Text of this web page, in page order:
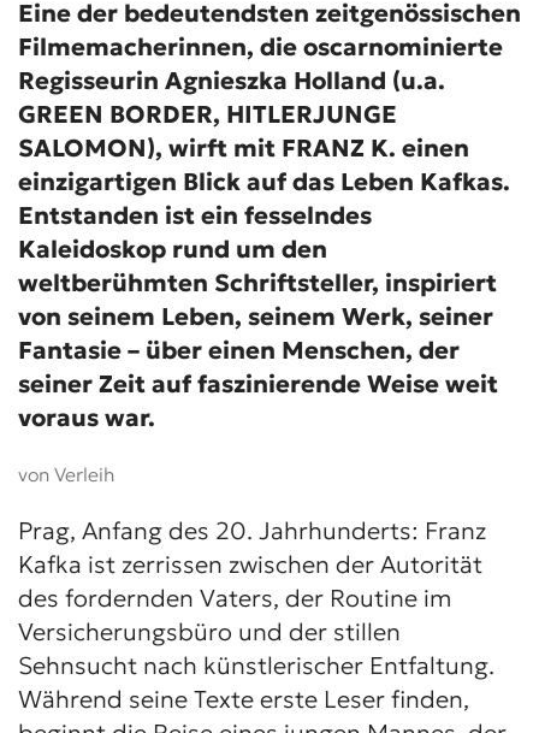
Eine der bedeutendsten zeitgenössischen
Filmemacherinnen, die oscarnominierte
Regisseurin Agnieszka Holland (u.a.
GREEN BORDER, HITLERJUNGE
SALOMON), wirft mit FRANZ K. einen
einzigartigen Blick auf das Leben Kafkas.
Entstanden ist ein fesselndes
Kaleidoskop rund um den
weltberühmten Schriftsteller, inspiriert
von seinem Leben, seinem Werk, seiner
Fantasie – über einen Menschen, der
seiner Zeit auf faszinierende Weise weit
voraus war.
von Verleih
Prag, Anfang des 20. Jahrhunderts: Franz
Kafka ist zerrissen zwischen der Autorität
des fordernden Vaters, der Routine im
Versicherungsbüro und der stillen
Sehnsucht nach künstlerischer Entfaltung.
Während seine Texte erste Leser finden,